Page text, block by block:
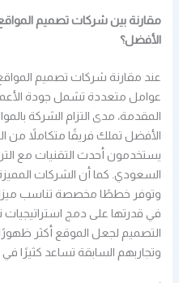
مقارنة بين شركات تصميم
الأفضل؟
عند مقارنة شركات تصميم
عوامل متعددة تشمل جودة
المقدمة، مدى التزام الشركة
الأفضل تملك فريقًا متكاملاً من
يستخدمون أحدث التقنيات مع
السعودي. كما أن الشركات
وتوفر خططًا مخصصة تناسب
في قدرتها على دمج
التصميم لجعل الموقع أكثر
وتجاربهم السابقة تساعد كثيرًا في